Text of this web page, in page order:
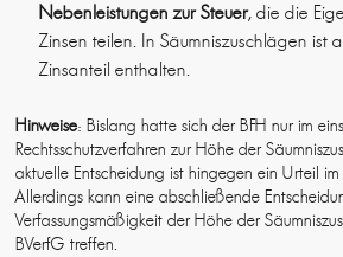
Nebenleistungen zur Steuer, die die
Zinsen teilen. In Säumniszuschlägen ist
Zinsanteil enthalten.
Hinweise: Bislang hatte sich der BFH nur im
Rechtsschutzverfahren zur Höhe der
aktuelle Entscheidung ist hingegen ein Urteil
Allerdings kann eine abschließende
Verfassungsmäßigkeit der Höhe der
BVerfG treffen.